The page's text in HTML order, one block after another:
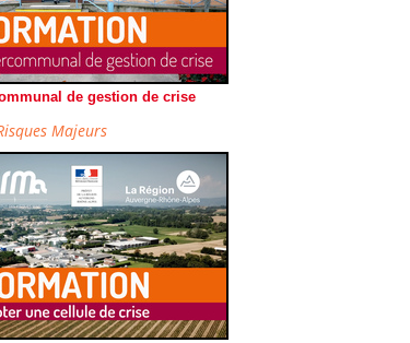
de gestion de crise
Majeurs